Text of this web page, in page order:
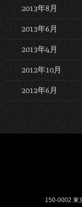
2013年8月
2013年6月
2013年4月
2012年10月
2012年6月
150-0002 東